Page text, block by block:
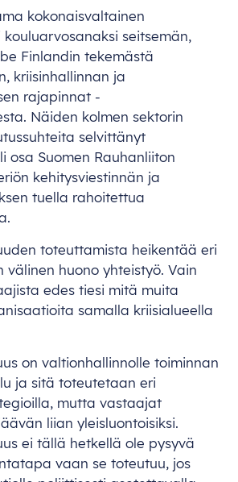
kokonaisvaltainen
kouluarvosanaksi seitsemän,
Finlandin tekemästä
kriisinhallinnan ja
rajapinnat -
Näiden kolmen sektorin
tussuhteita selvittänyt
li osa Suomen Rauhanliiton
kehitysviestinnän ja
tuella rahoitettua
toteuttamista heikentää eri
välinen huono yhteistyö. Vain
edes tiesi mitä muita
isaatioita samalla kriisialueella
onvaltionhallinnolle toiminnan
ja sitä toteutetaan eri
mutta vastaajat
ävän liian yleisluontoisiksi.
eitällä hetkellä ole pysyvä
vaan setoteutuu, jos